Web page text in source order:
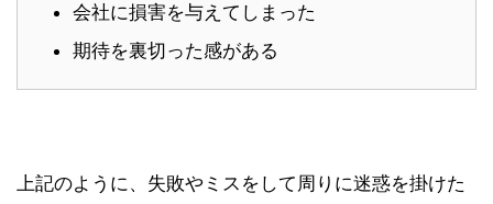
会社に損害を与えてしまった
期待を裏切った感がある
上記のように、失敗やミスをして周りに迷惑を掛けた